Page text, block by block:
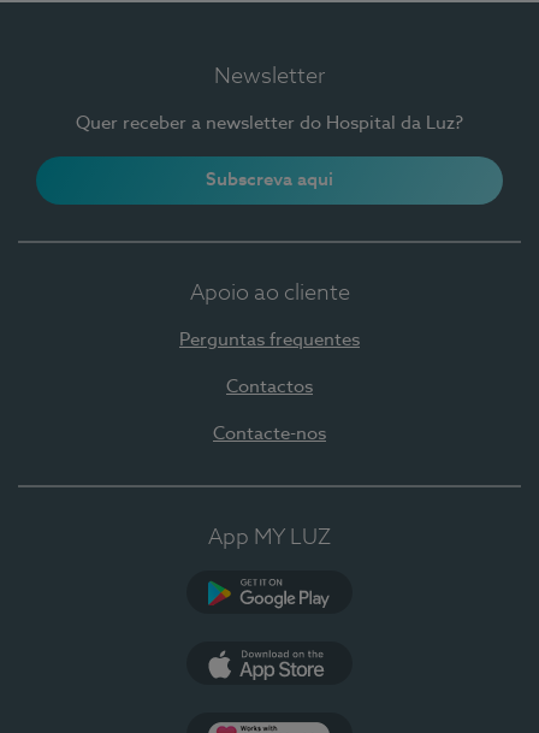
Newsletter
Quer receber a newsletter do Hospital da Luz?
Subscreva aqui
Apoio ao cliente
Perguntas frequentes
Contactos
Contacte-nos
App MY LUZ